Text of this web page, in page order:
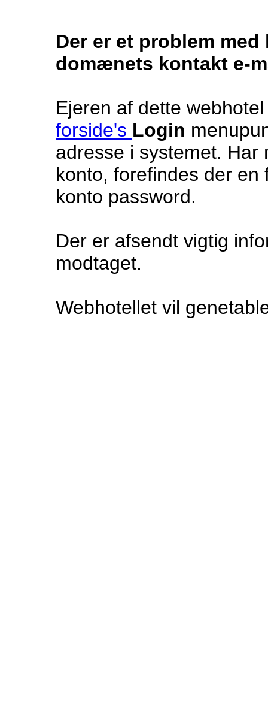
Der er et problem
domænets kontakt e-
Ejeren af dette
forside's Login
adresse i systemet. Har
konto, forefindes der
konto password.
Der er afsendt vigtig
modtaget.
Webhotellet vil